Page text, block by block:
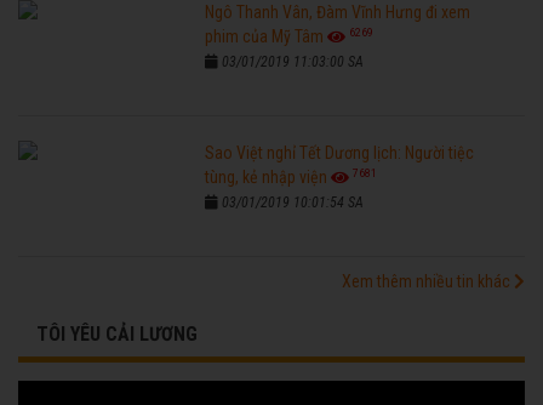
Ngô Thanh Vân, Đàm Vĩnh Hưng đi xem
phim của Mỹ Tâm
6269
03/01/2019 11:03:00 SA
Sao Việt nghỉ Tết Dương lịch: Người tiệc
tùng, kẻ nhập viện
7681
03/01/2019 10:01:54 SA
Xem thêm nhiều tin khác
TÔI YÊU CẢI LƯƠNG